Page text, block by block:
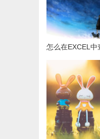
怎么在EXCEL中
有多少是重复的？